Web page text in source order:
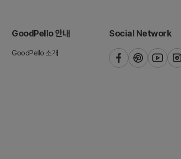
Social Network
페
이
핀
터
유
튜
인
스
GoodPello 안내
GoodPello 소개